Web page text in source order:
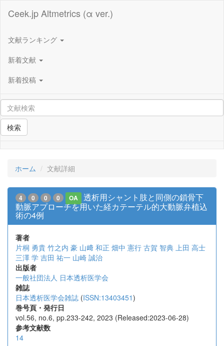
Ceek.jp Altmetrics (α ver.)
文献ランキング
新着文献
新着投稿
検索
ホーム 文献詳細
4 0 0 0 OA
透析用シャント肢と同側の鎖骨下
動脈アプローチを用いた経カテーテル的大動脈弁植込
術の4例
著者
片桐 勇貴 竹之内 豪 山﨑 和正 畑中 憲行 古賀 智典 上田 高士
三澤 学 吉田 祐一 山崎 誠治
出版者
一般社団法人 日本透析医学会
雑誌
日本透析医学会雑誌 (ISSN:13403451)
巻号頁・発行日
vol.56, no.6, pp.233-242, 2023 (Released:2023-06-28)
参考文献数
14